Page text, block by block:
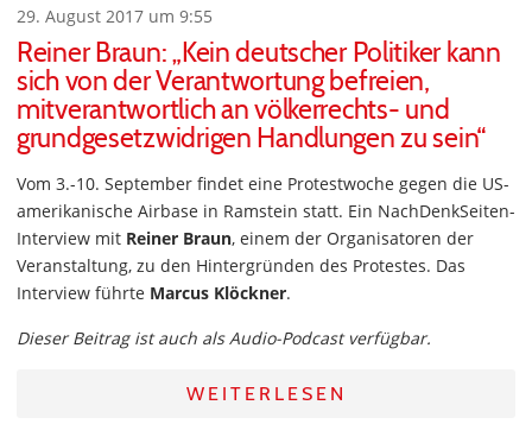
29. August 2017 um 9:55
Reiner Braun: „Kein deutscher Politiker kann
sich von der Verantwortung befreien,
mitverantwortlich an völkerrechts- und
grundgesetzwidrigen Handlungen zu sein“
Vom 3.-10. September findet eine Protestwoche gegen die US-
amerikanische Airbase in Ramstein statt. Ein NachDenkSeiten-
Interview mit Reiner Braun, einem der Organisatoren der
Veranstaltung, zu den Hintergründen des Protestes. Das
Interview führte Marcus Klöckner.
Dieser Beitrag ist auch als Audio-Podcast verfügbar.
WEITERLESEN